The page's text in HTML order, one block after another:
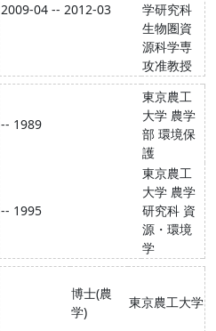
2009-04 -- 2012-03
学研究科
生物圏資
源科学専
攻准教授
-- 1989
東京農工
大学 農学
部 環境保
護
-- 1995
東京農工
大学 農学
研究科 資
源・環境
学
博士(農
学)
東京農工大学